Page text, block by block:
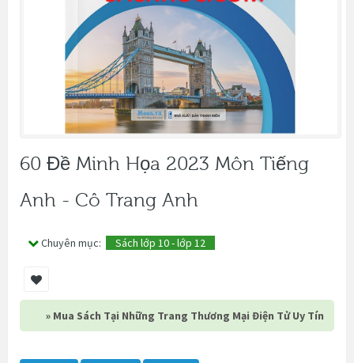
60 Đề Minh Họa 2023 Môn Tiếng
Anh - Cô Trang Anh
Chuyên mục: Sách lớp 10 - lớp 12
» Mua Sách Tại Những Trang Thương Mại Điện Tử Uy Tín